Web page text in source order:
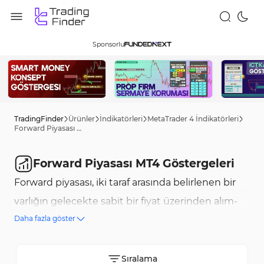
Sponsorlu
TradingFinder Ürünler İndikatörleri MetaTrader 4 İndikatörleri
Forward Piyasası MT4 Göstergeleri
Forward Piyasası MT4 Göstergeleri
Forward piyasası, iki taraf arasında belirlenen bir
varlığın gelecekte sabit bir fiyat üzerinden alım-
satımını içeren özel finansal sözleşmelerden
sözleşmeler içermez ve genellikle banka içi
Daha fazla göster
Sıralama